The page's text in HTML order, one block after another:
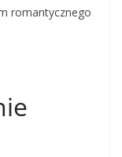
romantycznego